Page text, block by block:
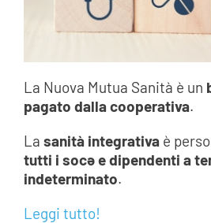
La Nuova Mutua Sanità è un
pagato dalla cooperativa.
La sanità integrativaè
tutti i socə e dipendenti a
indeterminato.
Leggi tutto!